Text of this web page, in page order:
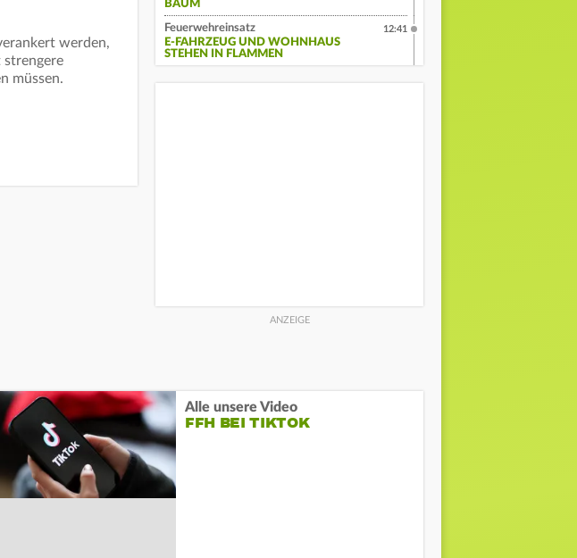
werden,
müssen.
BAUM
Feuerwehreinsatz
E-FAHRZEUG UND WOHNHAUS
STEHEN IN FLAMMEN
12:41
Alle unsere Video
FFH BEI TIKTOK